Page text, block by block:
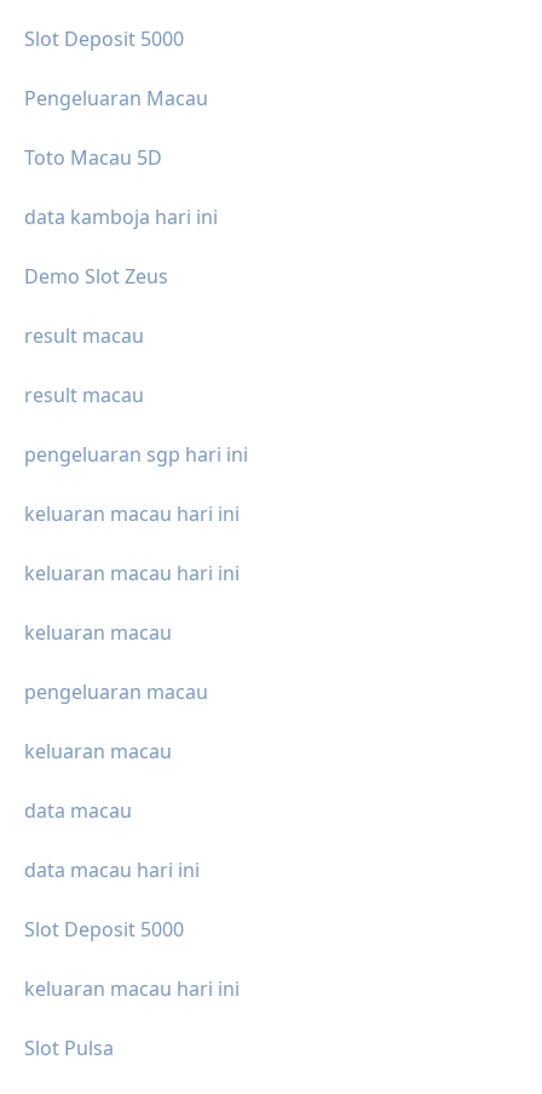
Slot Deposit 5000
Pengeluaran Macau
Toto Macau 5D
data kamboja hari ini
Demo Slot Zeus
result macau
result macau
pengeluaran sgp hari ini
keluaran macau hari ini
keluaran macau hari ini
keluaran macau
pengeluaran macau
keluaran macau
data macau
data macau hari ini
Slot Deposit 5000
keluaran macau hari ini
Slot Pulsa